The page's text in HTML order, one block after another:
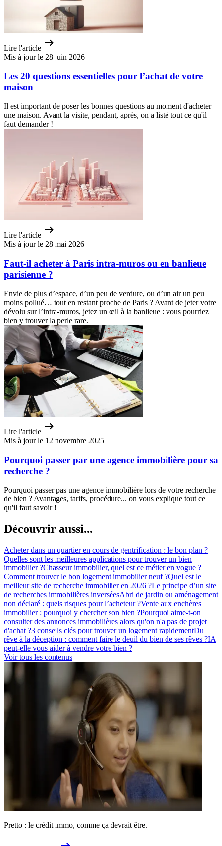
Lire l'article
Mis à jour le 28 juin 2026
Les 20 questions essentielles pour l’achat de votre
maison
Il est important de poser les bonnes questions au moment d'acheter
une maison. Avant la visite, pendant, après, on a listé tout ce qu'il
faut demander !
Lire l'article
Mis à jour le 28 mai 2026
Faut-il acheter à Paris intra-muros ou en banlieue
parisienne ?
Envie de plus d’espace, d’un peu de verdure, ou d’un air un peu
moins pollué… tout en restant proche de Paris ? Avant de jeter votre
dévolu sur l’intra-muros, jetez un œil à la banlieue : vous pourriez
bien y trouver la perle rare.
Lire l'article
Mis à jour le 12 novembre 2025
Pourquoi passer par une agence immobilière pour sa
recherche ?
Pourquoi passer pas une agence immobilière lors de votre recherche
de bien ? Avantages, tarifs, procédure... on vous explique tout ce
qu'il faut savoir !
Découvrir aussi...
Acheter dans un quartier en cours de gentrification : le bon plan ?
Quelles sont les meilleures applications pour trouver un bien
immobilier ?Chasseur immobilier, quel est ce métier en vogue ?
Comment trouver le bon logement immobilier neuf ?Quel est le
meilleur site de recherche immobilier en 2026 ?Le principe d’un site
de recherches immobilières inverséesAbri de jardin ou aménagement
non déclaré : quels risques pour l’acheteur ?Vente aux enchères
immobilier : pourquoi y chercher son bien ?Pourquoi aime-t-on
consulter des annonces immobilières alors qu'on n'a pas de projet
d'achat ?3 conseils clés pour trouver un logement rapidementDu
rêve à la déception : comment faire le deuil du bien de ses rêves ?IA
peut-elle vous aider à vendre votre bien ?
Voir tous les contenus
Pretto : le crédit immo, comme ça devrait être.